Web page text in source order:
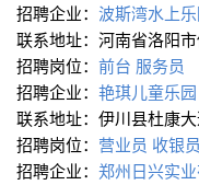
招聘企业： 波斯湾水上
联系地址：河南省洛阳
招聘岗位： 前台 服务员
招聘企业： 艳琪儿童乐园
联系地址：伊川县杜康
招聘岗位： 营业员 收银员
招聘企业： 郑州日兴实